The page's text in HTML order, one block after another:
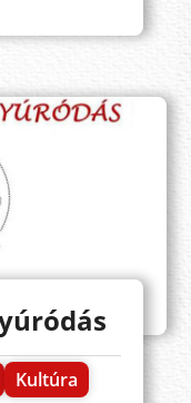
Kultúra